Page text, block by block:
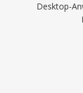
Desktop-